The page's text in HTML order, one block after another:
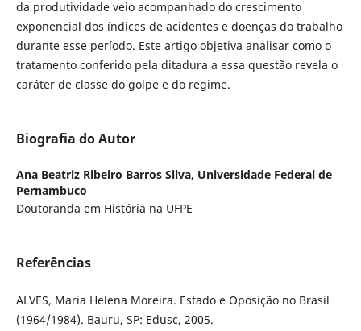
da produtividade veio acompanhado do crescimento
exponencial dos índices de acidentes e doenças do trabalho
durante esse período. Este artigo objetiva analisar como o
tratamento conferido pela ditadura a essa questão revela o
caráter de classe do golpe e do regime.
Biografia do Autor
Ana Beatriz Ribeiro Barros Silva, Universidade Federal de
Pernambuco
Doutoranda em História na UFPE
Referências
ALVES, Maria Helena Moreira. Estado e Oposição no Brasil
(1964/1984). Bauru, SP: Edusc, 2005.